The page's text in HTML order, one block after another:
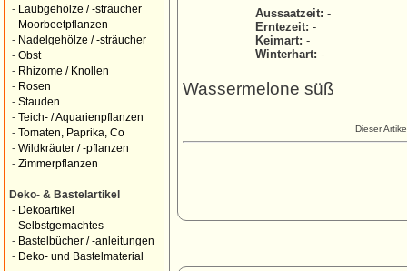
-
Laubgehölze / -sträucher
- Moorbeetpflanzen
- Nadelgehölze / -sträucher
- Obst
- Rhizome / Knollen
- Rosen
- Stauden
- Teich- / Aquarienpflanzen
- Tomaten, Paprika, Co
- Wildkräuter / -pflanzen
- Zimmerpflanzen
Deko- & Bastelartikel
- Dekoartikel
- Selbstgemachtes
- Bastelbücher / -anleitungen
- Deko- und Bastelmaterial
Aussaatzeit: -
Erntezeit: -
Keimart: -
Winterhart: -
Wassermelone süß
Dieser